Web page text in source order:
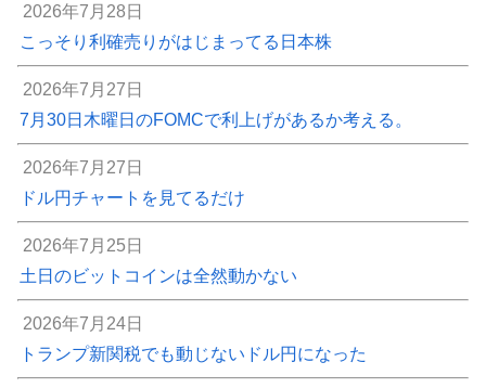
2026年7月28日
こっそり利確売りがはじまってる日本株
2026年7月27日
7月30日木曜日のFOMCで利上げがあるか考える。
2026年7月27日
ドル円チャートを見てるだけ
2026年7月25日
土日のビットコインは全然動かない
2026年7月24日
トランプ新関税でも動じないドル円になった